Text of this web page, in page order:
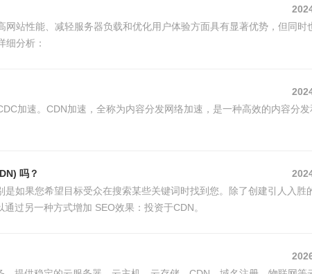
站性能、减轻服务器负载和优化用户体验方面具有显著优势，但同时
细分析：
加速。CDN加速，全称为内容分发网络加速，是一种高效的内容分发
吗？
如果您希望目标受众在搜索某些关键词时找到您。除了创建引人入胜
过另一种方式增加 SEO效果：投资于CDN。